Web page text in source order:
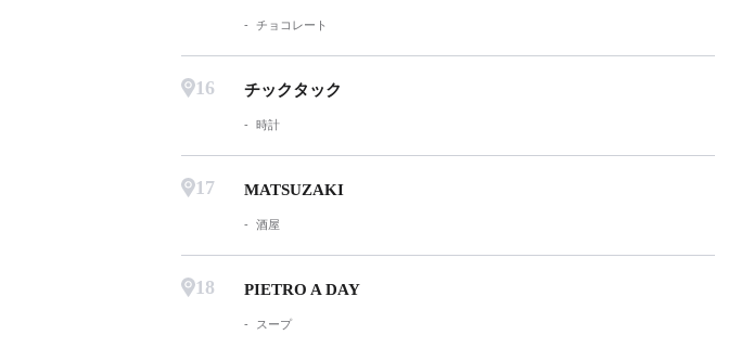
チョコレート
16 チックタック
時計
17 MATSUZAKI
酒屋
18 PIETRO A DAY
スープ